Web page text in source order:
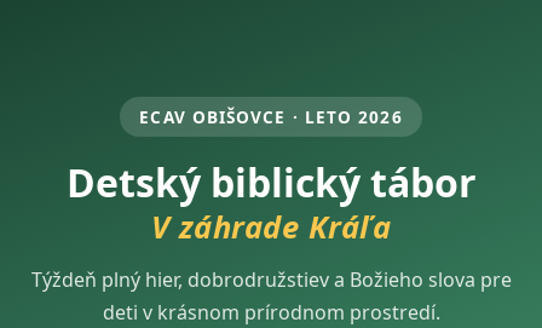
ECAV OBIŠOVCE · LETO 2026
Detský biblický tábor
V záhrade Kráľa
Týždeň plný hier, dobrodružstiev a Božieho slova pre
deti v krásnom prírodnom prostredí.